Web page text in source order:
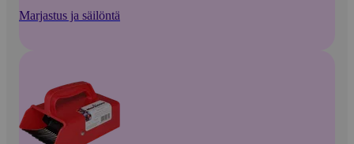
Marjastus ja säilöntä